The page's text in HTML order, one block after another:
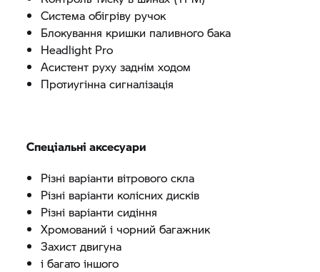
Система обігріву ручок
Блокування кришки паливного бака
Headlight Pro
Асистент руху заднім ходом
Протиугінна сигналізація
Спеціальні аксесуари
Різні варіанти вітрового скла
Різні варіанти колісних дисків
Різні варіанти сидіння
Хромований і чорний багажник
Захист двигуна
і багато іншого